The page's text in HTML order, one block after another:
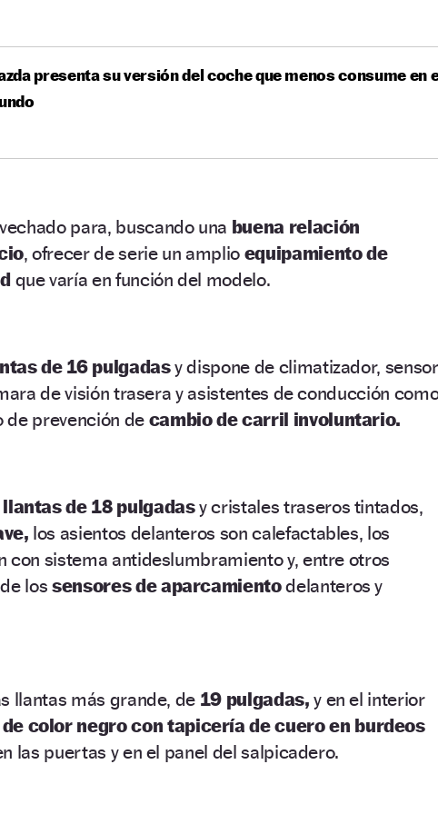
presenta su versión del coche que menos consume en
para, buscando una buena relación
, ofrecer de serie un amplio equipamiento de
que varía en función del modelo.
de 16 pulgadasy dispone de climatizador, sensor
de visión trasera y asistentes de conducción
de prevención decambio de carril involuntario.
llantas de 18 pulgadasy cristales traseros tintados,
los asientos delanteros son calefactables, los
con sistema antideslumbramiento y, entre otros
lossensores de aparcamientodelanteros y
llantas más grande, de 19 pulgadas, y en el interior
color negro con tapicería de cuero en burdeos
las puertas y en el panel del salpicadero.